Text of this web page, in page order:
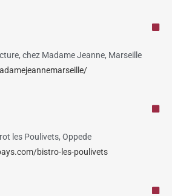
chez Madame Jeanne, Marseille
les Poulivets, Oppede
bistro-les-poulivets